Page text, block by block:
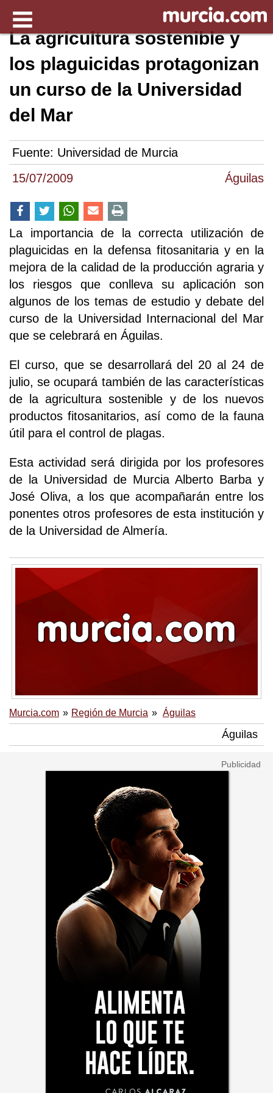
15/07/2009 Águilas
La agricultura sostenible y
los plaguicidas protagonizan
un curso de la Universidad
del Mar
Fuente: Universidad de Murcia
La importancia de la correcta utilización de
plaguicidas en la defensa fitosanitaria y en la
mejora de la calidad de la producción agraria y
los riesgos que conlleva su aplicación son
algunos de los temas de estudio y debate del
curso de la Universidad Internacional del Mar
que se celebrará en Águilas.
El curso, que se desarrollará del 20 al 24 de
julio, se ocupará también de las características
de la agricultura sostenible y de los nuevos
productos fitosanitarios, así como de la fauna
útil para el control de plagas.
Esta actividad será dirigida por los profesores
de la Universidad de Murcia Alberto Barba y
José Oliva, a los que acompañarán entre los
ponentes otros profesores de esta institución y
de la Universidad de Almería.
Murcia.com Región de Murcia Águilas
Águilas